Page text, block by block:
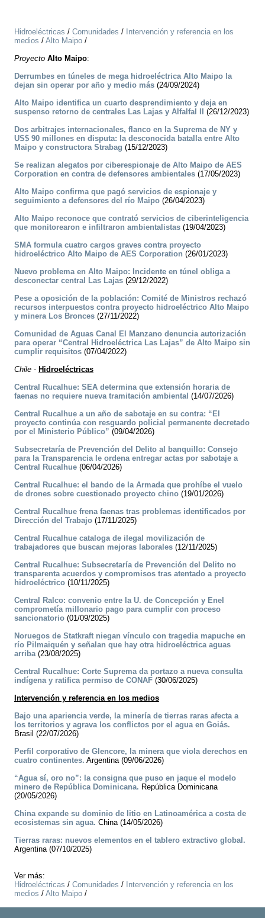
Hidroeléctricas / Comunidades / Intervención y referencia en los
medios / Alto Maipo /
Proyecto Alto Maipo:
Derrumbes en túneles de mega hidroeléctrica Alto Maipo la
dejan sin operar por año y medio más (24/09/2024)
Alto Maipo identifica un cuarto desprendimiento y deja en
suspenso retorno de centrales Las Lajas y Alfalfal II
(26/12/2023)
Dos arbitrajes internacionales, flanco en la Suprema de NY y
US$ 90 millones en disputa: la desconocida batalla entre Alto
Maipo y constructora Strabag (15/12/2023)
Se realizan alegatos por ciberespionaje de Alto Maipo de AES
Corporation en contra de defensores ambientales (17/05/2023)
Alto Maipo confirma que pagó servicios de espionaje y
seguimiento a defensores del río Maipo (26/04/2023)
Alto Maipo reconoce que contrató servicios de ciberinteligencia
que monitorearon e infiltraron ambientalistas (19/04/2023)
SMA formula cuatro cargos graves contra proyecto
hidroeléctrico Alto Maipo de AES Corporation (26/01/2023)
Nuevo problema en Alto Maipo: Incidente en túnel obliga a
desconectar central Las Lajas (29/12/2022)
Pese a oposición de la población: Comité de Ministros rechazó
recursos interpuestos contra proyecto hidroeléctrico Alto Maipo
y minera Los Bronces (27/11/2022)
Comunidad de Aguas Canal El Manzano denuncia autorización
para operar “Central Hidroeléctrica Las Lajas” de Alto Maipo sin
cumplir requisitos (07/04/2022)
Chile - Hidroeléctricas
Central Rucalhue: SEA determina que extensión horaria de
faenas no requiere nueva tramitación ambiental (14/07/2026)
Central Rucalhue a un año de sabotaje en su contra: “El
proyecto continúa con resguardo policial permanente decretado
por el Ministerio Público” (09/04/2026)
Subsecretaría de Prevención del Delito al banquillo: Consejo
para la Transparencia le ordena entregar actas por sabotaje a
Central Rucalhue (06/04/2026)
Central Rucalhue: el bando de la Armada que prohíbe el vuelo
de drones sobre cuestionado proyecto chino (19/01/2026)
Central Rucalhue frena faenas tras problemas identificados por
Dirección del Trabajo (17/11/2025)
Central Rucalhue cataloga de ilegal movilización de
trabajadores que buscan mejoras laborales (12/11/2025)
Central Rucalhue: Subsecretaría de Prevención del Delito no
transparenta acuerdos y compromisos tras atentado a proyecto
hidroeléctrico (10/11/2025)
Central Ralco: convenio entre la U. de Concepción y Enel
comprometía millonario pago para cumplir con proceso
sancionatorio (01/09/2025)
Noruegos de Statkraft niegan vínculo con tragedia mapuche en
río Pilmaiquén y señalan que hay otra hidroeléctrica aguas
arriba(23/08/2025)
Central Rucalhue: Corte Suprema da portazo a nueva consulta
indígena y ratifica permiso de CONAF (30/06/2025)
Intervención y referencia en los medios
Bajo una apariencia verde, la minería de tierras raras afecta a
los territorios y agrava los conflictos por el agua en Goiás.
Brasil (22/07/2026)
Perfil corporativo de Glencore, la minera que viola derechos en
cuatro continentes. Argentina (09/06/2026)
“Agua sí, oro no”: la consigna que puso en jaque el modelo
minero de República Dominicana. República Dominicana
(20/05/2026)
China expande su dominio de litio en Latinoamérica a costa de
ecosistemas sin agua. China (14/05/2026)
Tierras raras: nuevos elementos en el tablero extractivo global.
Argentina (07/10/2025)
Ver más:
Hidroeléctricas / Comunidades / Intervención y referencia en los
medios / Alto Maipo /